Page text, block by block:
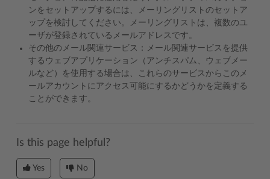
ンをセットアップするには、メーリングリストのセットア
ップを検討してください。メーリングリストは、複数のユ
ーザが登録されているメールアドレスです。
その他のメール関連サービス：メール関連サービスを提供
するウェブアプリケーション（アンチスパム、ウェブメー
ルなど）を使用する場合は、これらのサービスからこのメ
ールアカウントにアクセス可能にするかどうかを定義する
ことができます。
Is this page helpful?
Yes No